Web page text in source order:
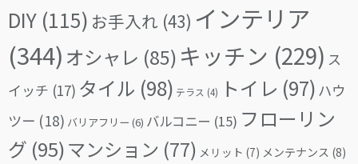
DIY (115) お手入れ (43) インテリア
(344) オシャレ (85) キッチン (229) ス
イッチ (17) タイル (98) テラス (4) トイレ (97) ハウ
ツー (18) バリアフリー (6) バルコニー (15) フローリン
グ (95)マンション (77) メリット (7) メンテナンス (8)